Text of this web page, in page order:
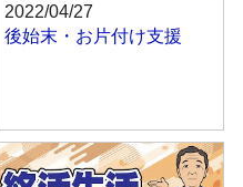
2022/04/27
後始末・お片付け支援